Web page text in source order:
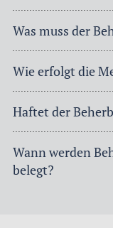
Was muss der
Wie erfolgt die
Haftet der
Wann werden
belegt?